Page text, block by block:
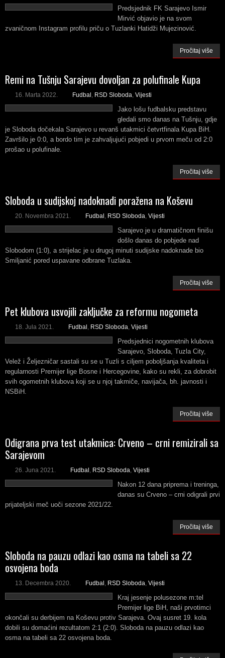
Predsjednik FK Sarajevo Ismir
Mirvić objavio je na svom
zvaničnom Instagram profilu priču o Tuzlanki Hatidži Mujezinović.
Pročitaj više
Remi na Tušnju Sarajevu dovoljan za polufinale Kupa
16. Marta 2022. Fudbal RSD Sloboda Vijesti
Jako lošu fudbalsku predstavu
gledali smo danas na Tušnju, gdje
je Sloboda dočekala Sarajevo u revanš utakmici četvrtfinala Kupa BiH.
Završilo je 0:0, a bordo tim je zahvaljujući pobjedi u prvom meču od 2:0
prošao u polufinale.
Pročitaj više
Sloboda u sudijskoj nadoknadi poražena na Koševu
20. Novembra 2021. Fudbal RSD Sloboda Vijesti
Sarajevo je u dramatičnom finišu
došlo danas do pobjede nad
Slobodom (1:0), a strijelac je u drugoj minuti sudijske nadoknade bio
Smiljanić pored uspavane odbrane Tuzlaka.
Pročitaj više
Pet klubova usvojili zaključke za reformu nogometa
18. Jula 2021. Fudbal RSD Sloboda Vijesti
Predsjednici nogometnih klubova
Sarajevo, Sloboda, Tuzla City,
Velež i Željezničar sastali su se u Tuzli s ciljem poboljšanja kvaliteta i
regularnosti Premijer lige Bosne i Hercegovine, kako su rekli, za dobrobit
svih ogometnih klubova koji se u njoj takmiče, navijača, bh. javnosti i
NSBiH.
Pročitaj više
Odigrana prva test utakmica: Crveno – crni remizirali sa
Sarajevom
26. Juna 2021. Fudbal RSD Sloboda Vijesti
Nakon 12 dana priprema i treninga,
danas su Crveno – crni odigrali prvi
prijateljski meč uoči sezone 2021/22.
Pročitaj više
Sloboda na pauzu odlazi kao osma na tabeli sa 22
osvojena boda
13. Decembra 2020. Fudbal RSD Sloboda Vijesti
Kraj jesenje polusezone m:tel
Premijer lige BiH, naši prvotimci
okončali su derbijem na Koševu protiv Sarajeva. Ovaj susret 19. kola
dobili su domaćini rezultatom 2:1 (2:0). Sloboda na pauzu odlazi kao
osma na tabeli sa 22 osvojena boda.